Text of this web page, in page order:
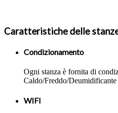
Caratteristiche delle
Condizionamento
Ogni stanza è fornita di
Caldo/Freddo/Deumidificante
WIFI